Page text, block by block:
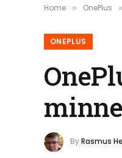
Home » OnePlus »
ONEPLUS
minne
ByRasmus